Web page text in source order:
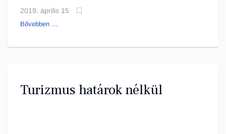
2019. április 15
Bővebben …
Turizmus határok nélkül